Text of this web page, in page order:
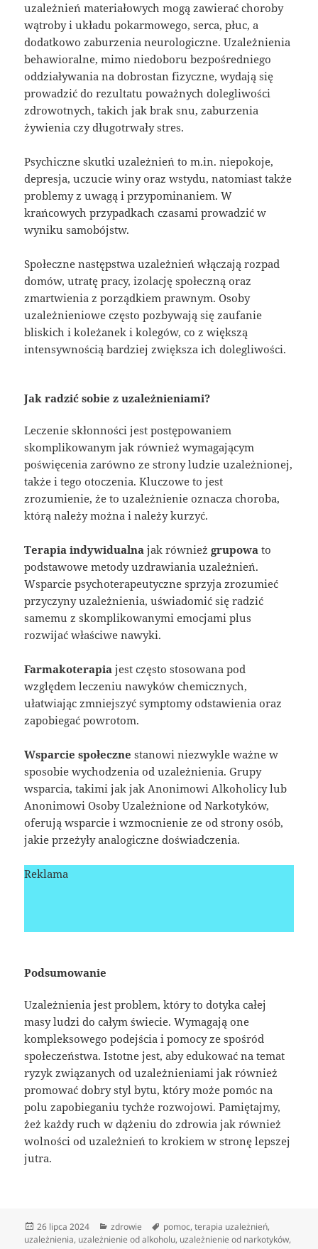
uzależnień materiałowych mogą zawierać choroby
wątroby i układu pokarmowego, serca, płuc, a
dodatkowo zaburzenia neurologiczne. Uzależnienia
behawioralne, mimo niedoboru bezpośredniego
oddziaływania na dobrostan fizyczne, wydają się
prowadzić do rezultatu poważnych dolegliwości
zdrowotnych, takich jak brak snu, zaburzenia
żywienia czy długotrwały stres.
Psychiczne skutki uzależnień to m.in. niepokoje,
depresja, uczucie winy oraz wstydu, natomiast także
problemy z uwagą i przypominaniem. W
krańcowych przypadkach czasami prowadzić w
wyniku samobójstw.
Społeczne następstwa uzależnień włączają rozpad
domów, utratę pracy, izolację społeczną oraz
zmartwienia z porządkiem prawnym. Osoby
uzależnieniowe często pozbywają się zaufanie
bliskich i koleżanek i kolegów, co z większą
intensywnością bardziej zwiększa ich dolegliwości.
Jak radzić sobie z uzależnieniami?
Leczenie skłonności jest postępowaniem
skomplikowanym jak również wymagającym
poświęcenia zarówno ze strony ludzie uzależnionej,
także i tego otoczenia. Kluczowe to jest
zrozumienie, że to uzależnienie oznacza choroba,
którą należy można i należy kurzyć.
Terapia indywidualna jak równieżgrupowa to
podstawowe metody uzdrawiania uzależnień.
Wsparcie psychoterapeutyczne sprzyja zrozumieć
przyczyny uzależnienia, uświadomić się radzić
samemu z skomplikowanymi emocjami plus
rozwijać właściwe nawyki.
Farmakoterapia jest często stosowana pod
względem leczeniu nawyków chemicznych,
ułatwiając zmniejszyć symptomy odstawienia oraz
zapobiegać powrotom.
Wsparcie społeczne stanowi niezwykle ważne w
sposobie wychodzenia od uzależnienia. Grupy
wsparcia, takimi jak jak Anonimowi Alkoholicy lub
Anonimowi Osoby Uzależnione od Narkotyków,
oferują wsparcie i wzmocnienie ze od strony osób,
jakie przeżyły analogiczne doświadczenia.
Reklama
Podsumowanie
Uzależnienia jest problem, który to dotyka całej
masy ludzi do całym świecie. Wymagają one
kompleksowego podejścia i pomocy ze spośród
społeczeństwa. Istotne jest, aby edukować na temat
ryzyk związanych od uzależnieniami jak również
promować dobry styl bytu, który może pomóc na
polu zapobieganiu tychże rozwojowi. Pamiętajmy,
żeż każdy ruch w dążeniu do zdrowia jak również
wolności od uzależnień to krokiem w stronę lepszej
jutra.
Data
publikacji
26 lipca 2024 Kategorie
zdrowie Tagi
pomoc,terapia uzależnień,
uzależnienia, uzależnienie od alkoholu, uzależnienie od narkotyków,